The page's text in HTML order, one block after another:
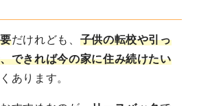
だけれども、 子供の転校や引っ
できれば今の家に住み続けたい
あります。